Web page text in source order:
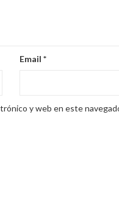
Email *
y web en este